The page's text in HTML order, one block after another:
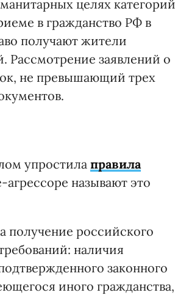
целях категорий
в гражданство РФ в
получают жители
Рассмотрение заявлений о
не превышающий трех
упростила правила
называют это
получение российского
наличия
законного
иного гражданства,